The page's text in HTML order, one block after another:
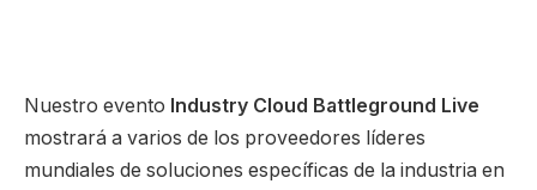
Nuestro evento Industry Cloud Battleground Live
mostrará a varios de los proveedores líderes
mundiales de soluciones específicas de la industria en